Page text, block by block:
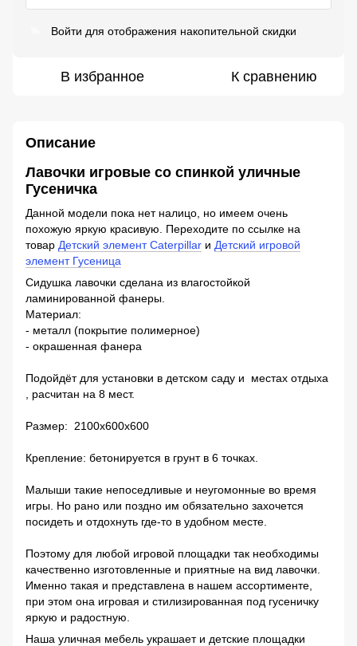
Войти для отображения накопительной скидки
В избранное К сравнению
Описание
Лавочки игровые со спинкой уличные
Гусеничка
Данной модели пока нет налицо, но имеем очень
похожую яркую красивую. Переходите по ссылке на
товар Детский элемент Саterpillar и Детский игровой
элемент Гусеница
Сидушка лавочки сделана из влагостойкой
ламинированной фанеры.
Материал:
- металл (покрытие полимерное)
- окрашенная фанера
Подойдёт для установки в детском саду и местах отдыха
, расчитан на 8 мест.
Размер: 2100х600х600
Крепление: бетонируется в грунт в 6 точках.
Малыши такие непоседливые и неугомонные во время
игры. Но рано или поздно им обязательно захочется
посидеть и отдохнуть где-то в удобном месте.
Поэтому для любой игровой площадки так необходимы
качественно изготовленные и приятные на вид лавочки.
Именно такая и представлена в нашем ассортименте,
при этом она игровая и стилизированная под гусеничку
яркую и радостную.
Наша уличная мебель украшает и детские площадки